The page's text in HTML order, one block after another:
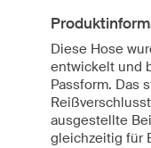
Diese Hose
entwickelt und
Passform. Das
ausgestellte
gleichzeitig für